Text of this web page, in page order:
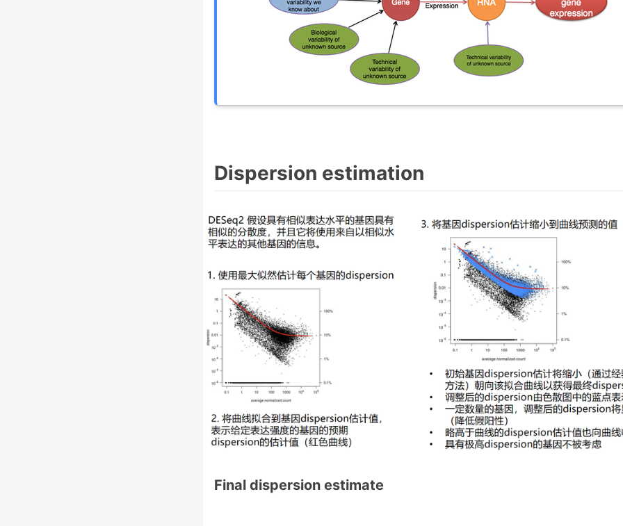
Dispersion estimation
Final dispersion estimate